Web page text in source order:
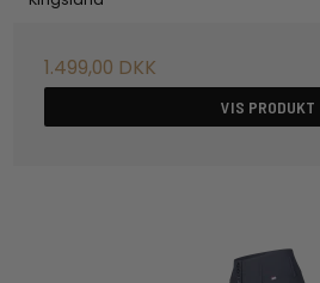
1.499,00 DKK
VIS PRODUKT